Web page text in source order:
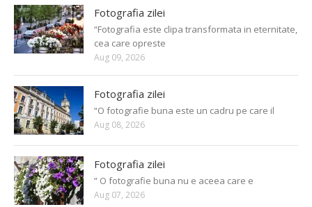
Fotografia zilei
“Fotografia este clipa transformata in eternitate,
cea care opreste
Aug 09, 2026
Fotografia zilei
“O fotografie buna este un cadru pe care il
Aug 08, 2026
Fotografia zilei
” O fotografie buna nu e aceea care e
Aug 07, 2026